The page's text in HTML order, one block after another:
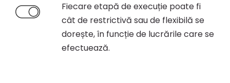
Fiecare etapă de execuție poate fi
cât de restrictivă sau de flexibilă se
dorește, în funcție de lucrările care se
efectuează.